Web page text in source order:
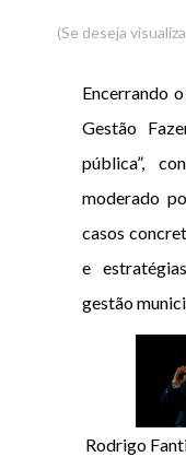
(Se deseja
Encerrando
Gestão
pública”,
moderado
casos
e
gestão
Rodrigo